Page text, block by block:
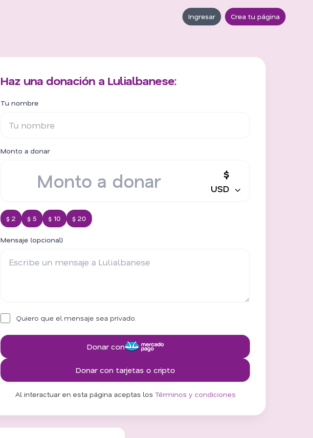
Ingresar Crea tu página
Haz una donación a Lulialbanese:
Tu nombre
Monto a donar
$
USD
$ 2 $ 5 $ 10 $ 20
Mensaje (opcional)
Quiero que el mensaje sea privado.
Donar con
Donar con tarjetas o cripto
Al interactuar en esta página aceptas los Términos y condiciones